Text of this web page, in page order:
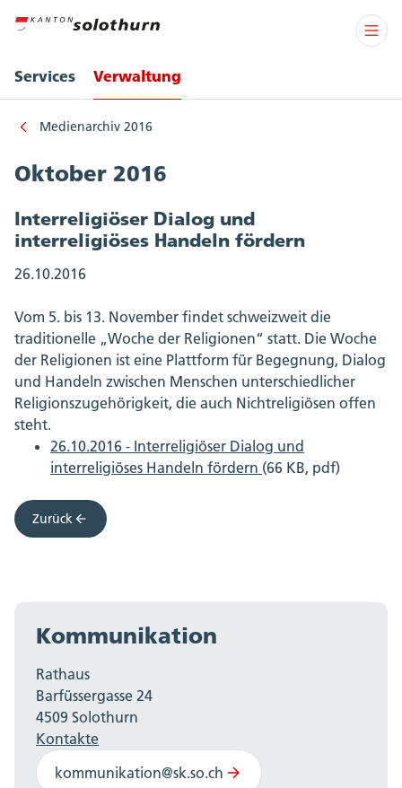
Services Verwaltung
Medienarchiv 2016
Oktober 2016
Interreligiöser Dialog und
interreligiöses Handeln fördern
26.10.2016
Vom 5. bis 13. November findet schweizweit die
traditionelle „Woche der Religionen“ statt. Die Woche
der Religionen ist eine Plattform für Begegnung, Dialog
und Handeln zwischen Menschen unterschiedlicher
Religionszugehörigkeit, die auch Nichtreligiösen offen
steht.
26.10.2016 - Interreligiöser Dialog und
interreligiöses Handeln fördern (66 KB, pdf)
Zurück
Kommunikation
Rathaus
Barfüssergasse 24
4509 Solothurn
Kontakte
kommunikation@sk.so.ch